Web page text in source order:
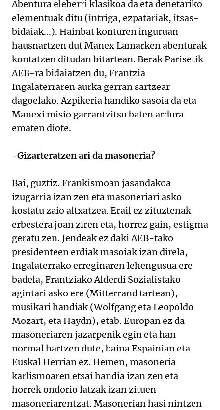
Abentura eleberri klasikoa da eta denetariko
elementuak ditu (intriga, ezpatariak, itsas-
bidaiak...). Hainbat konturen inguruan
hausnartzen dut Manex Lamarken abenturak
kontatzen ditudan bitartean. Berak Parisetik
AEB-ra bidaiatzen du, Frantzia
Ingalaterraren aurka gerran sartzear
dagoelako. Azpikeria handiko sasoia da eta
Manexi misio garrantzitsu baten ardura
ematen diote.
-Gizarteratzen ari da masoneria?
Bai, guztiz. Frankismoan jasandakoa
izugarria izan zen eta masoneriari asko
kostatu zaio altxatzea. Erail ez zituztenak
erbestera joan ziren eta, horrez gain, estigma
geratu zen. Jendeak ez daki AEB-tako
presidenteen erdiak masoiak izan direla,
Ingalaterrako erreginaren lehengusua ere
badela, Frantziako Alderdi Sozialistako
agintari asko ere (Mitterrand tartean),
musikari handiak (Wolfgang eta Leopoldo
Mozart, eta Haydn), etab. Europan ez da
masoneriaren jazarpenik egin eta han
normal hartzen dute, baina Espainian eta
Euskal Herrian ez. Hemen, masoneria
karlismoaren etsai handia izan zen eta
horrek ondorio latzak izan zituen
masoneriarentzat. Masonerian hasi nintzen